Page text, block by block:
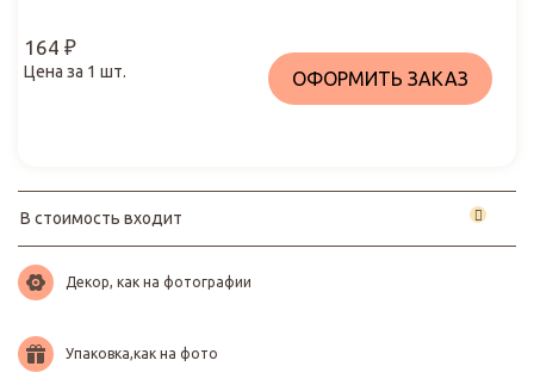
164 ₽
Цена за 1 шт. ОФОРМИТЬ ЗАКАЗ
В стоимость входит
Декор, как на фотографии
Упаковка,как на фото